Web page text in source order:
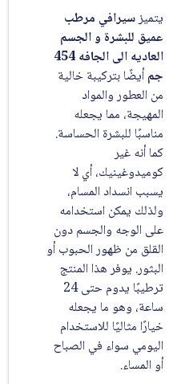
سيرافي مرطب
عميق للبشرة و الجسم
العاديه الى الجافه 454
أيضًا بتركيبة خالية
من العطور والمواد
المهيجة، مما يجعله
مناسبًا للبشرة الحساسة.
كما أنه غير
كوميدوغينيك، أي لا
يسبب انسداد المسام،
ولذلك يمكن استخدامه
على الوجه والجسم دون
القلق من ظهور الحبوب أو
البثور. يوفر هذا المنتج
ترطيبًا يدوم حتى 24
ساعة، وهو ما يجعله
خيارًا مثاليًا للاستخدام
اليومي سواء في الصباح
أو المساء.